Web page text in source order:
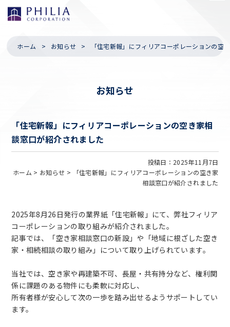
ホーム お知らせ 「住宅新報」にフィリアコーポレーションの空
お知らせ
「住宅新報」にフィリアコーポレーションの空き家相
談窓口が紹介されました
投稿日：2025年11月7日
ホーム > お知らせ >
「住宅新報」にフィリアコーポレーションの空き家
相談窓口が紹介されました
2025年8月26日発行の業界紙「住宅新報」にて、弊社フィリア
コーポレーションの取り組みが紹介されました。
記事では、「空き家相談窓口の新設」や「地域に根ざした空き
家・相続相談の取り組み」について取り上げられています。
当社では、空き家や再建築不可、長屋・共有持分など、権利関
係に課題のある物件にも柔軟に対応し、
所有者様が安心して次の一歩を踏み出せるようサポートしてい
ます。